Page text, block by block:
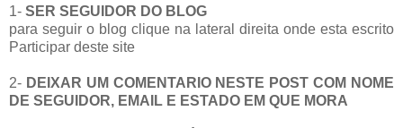
1- SER SEGUIDOR DO BLOG
para seguir o blog clique na lateral direita onde esta escrito
Participar deste site
2- DEIXAR UM COMENTARIO NESTE POST COM NOME
DE SEGUIDOR, EMAIL E ESTADO EM QUE MORA